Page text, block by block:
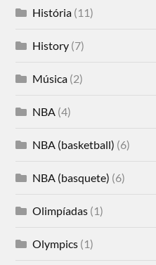
História (11)
History (7)
Música (2)
NBA (4)
NBA (basketball) (6)
NBA (basquete) (6)
Olimpíadas (1)
Olympics (1)